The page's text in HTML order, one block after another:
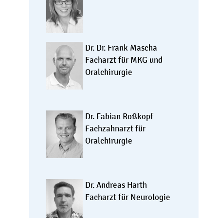
Dr. Dr. Frank Mascha
Facharzt für MKG und
Oralchirurgie
Dr. Fabian Roßkopf
Fachzahnarzt für
Oralchirurgie
Dr. Andreas Harth
Facharzt für Neurologie